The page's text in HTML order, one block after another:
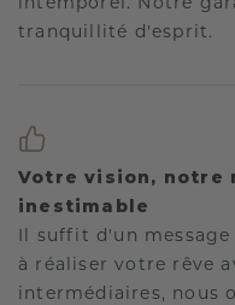
tranquillité d'esprit.
Votre vision, notre
inestimable
Il suffit d'un message
à réaliser votre rêve
intermédiaires, nous